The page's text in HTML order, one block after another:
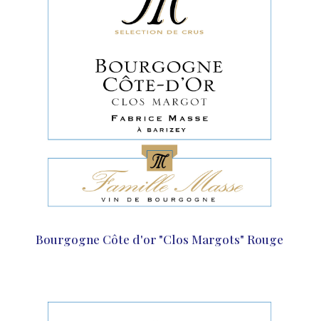
Bourgogne Côte d'or "Clos Margots" Rouge